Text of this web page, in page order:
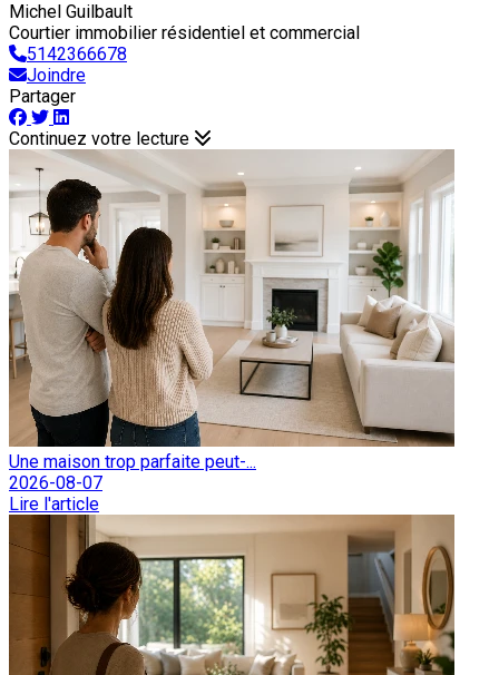
Michel Guilbault
Courtier immobilier résidentiel et commercial
5142366678
Joindre
Partager
Continuez votre lecture
Une maison trop parfaite peut-...
2026-08-07
Lire l'article